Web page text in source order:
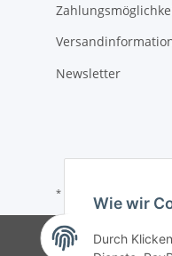
Newsletter
* Alle Preise inkl.
Wie wir
Durch